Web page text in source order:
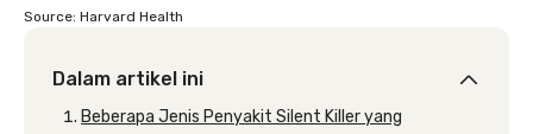
Source: Harvard Health
Dalam artikel ini
Beberapa Jenis Penyakit Silent Killer yang